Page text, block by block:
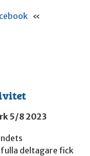
«
5/8 2023
deltagare fick